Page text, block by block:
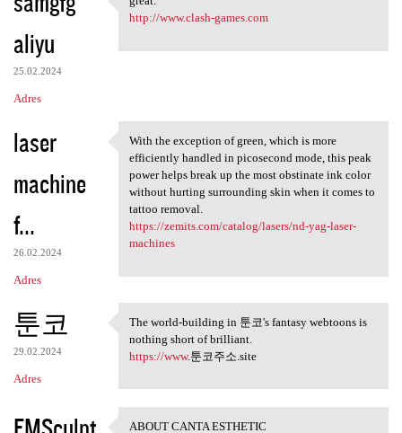
aliyu
25.02.2024
Adres
great.
http://www.clash-games.com
laser
machine
f...
26.02.2024
Adres
With the exception of green,
With the exception of green, which is more
efficiently handled in picosecond mode, this peak
power helps break up the most obstinate ink color
without hurting surrounding skin when it comes to
tattoo removal.
https://zemits.com/catalog/lasers/nd-yag-laser-
machines
툰코
29.02.2024
Adres
The world-building in 툰코's
The world-building in 툰코's fantasy webtoons is
nothing short of brilliant.
https://www.툰코주소.site
ABOUT CANTA ESTHETIC